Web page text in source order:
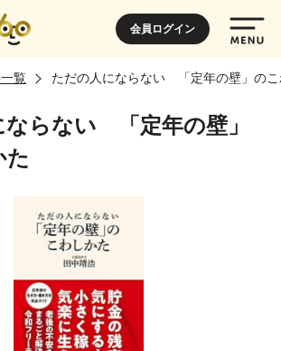
会員ログイン
覧 ただの人にならない 「定年の壁」のこ
ならない 「定年の壁」
た